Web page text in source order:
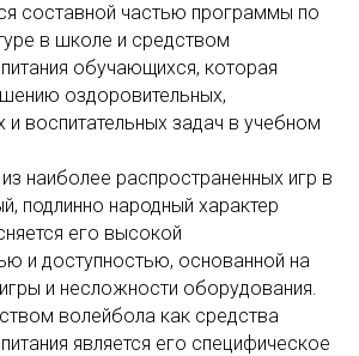
составной частью программы по
в школе и средством
обучающихся, которая
оздоровительных,
и воспитательных задач в учебном
наиболее распространенных игр в
подлинно народный характер
его высокой
и доступностью, основанной на
и несложности оборудования.
волейбола как средства
является его специфическое